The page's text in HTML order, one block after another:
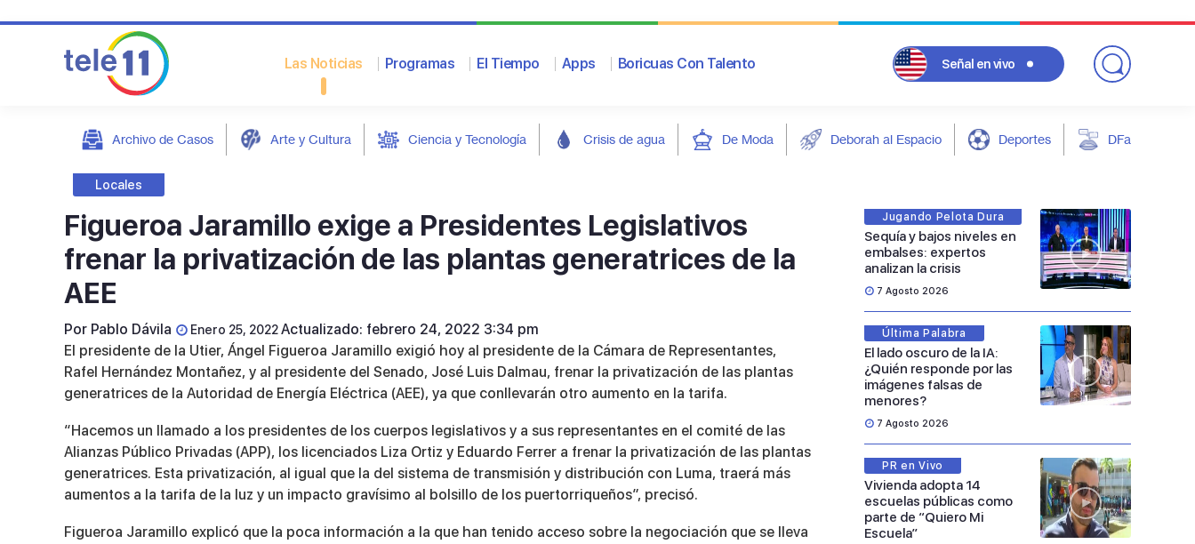
Las Noticias Programas El Tiempo Apps Boricuas Con Talento Señal en vivo
Archivo de Casos Arte y Cultura Ciencia y Tecnología Crisis de agua De Moda Deborah al Espacio Deportes DFarándula
Locales
Figueroa Jaramillo exige a Presidentes Legislativos
frenar la privatización de las plantas generatrices de la
AEE
Por Pablo Dávila Enero 25, 2022Actualizado: febrero 24, 2022 3:34 pm
El presidente de la Utier, Ángel Figueroa Jaramillo exigió hoy al presidente de la Cámara de Representantes,
Rafel Hernández Montañez, y al presidente del Senado, José Luis Dalmau, frenar la privatización de las plantas
generatrices de la Autoridad de Energía Eléctrica (AEE), ya que conllevarán otro aumento en la tarifa.
“Hacemos un llamado a los presidentes de los cuerpos legislativos y a sus representantes en el comité de las
Alianzas Público Privadas (APP), los licenciados Liza Ortiz y Eduardo Ferrer a frenar la privatización de las plantas
generatrices. Esta privatización, al igual que la del sistema de transmisión y distribución con Luma, traerá más
aumentos a la tarifa de la luz y un impacto gravísimo al bolsillo de los puertorriqueños”, precisó.
Figueroa Jaramillo explicó que la poca información a la que han tenido acceso sobre la negociación que se lleva
Jugando Pelota Dura
Sequía y bajos niveles en
embalses: expertos
analizan la crisis
7 Agosto 2026
Última Palabra
El lado oscuro de la IA:
¿Quién responde por las
imágenes falsas de
menores?
7 Agosto 2026
PR en Vivo
Vivienda adopta 14
escuelas públicas como
parte de “Quiero Mi
Escuela”